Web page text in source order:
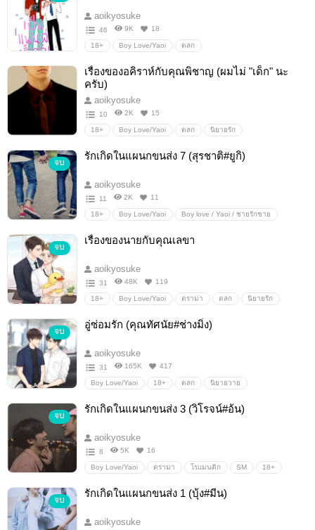
aoikyosuke
46 9K 18
18+ Boy Love/Yaoi ตลก
นิยายรัก
เรื่องของอคิราห์กับคุณพิชาญ (ผมไม่ "เด็ก" นะ
ครับ)
aoikyosuke
10 2K 15
18+ Boy Love/Yaoi ตลก นิยายรัก
โรมานซ์ Erotic ดราม่า
จบ
รักเกิดในแผนกขนส่ง 7 (สุรชาติ#ยูกิ)
aoikyosuke
11 2K 11
18+ Boy Love/Yaoi Boy love / Yaoi / ชายรักชาย
โรมานซ์ Erotic ดราม่า
จบ
เรื่องของนายกับคุณเลขา
aoikyosuke
31 48K 119
18+ Boy Love/Yaoi ดราม่า ตลก นิยายรัก
โรมานซ์ Erotic
จบ
อู่ซ่อมรัก (คุณทัศนัย#ช่างมิ่ง)
aoikyosuke
31 165K 417
Boy Love/Yaoi 18+ ตลก นิยายวาย
โรมานซ์ ดราม่า
จบ
รักเกิดในแผนกขนส่ง 3 (วิโรจน์#อ้น)
aoikyosuke
8 5K 16
Boy Love/Yaoi ดรามา โรแมนติก SM 18+
จบ
รักเกิดในแผนกขนส่ง 1 (บุ้ง#มีน)
aoikyosuke